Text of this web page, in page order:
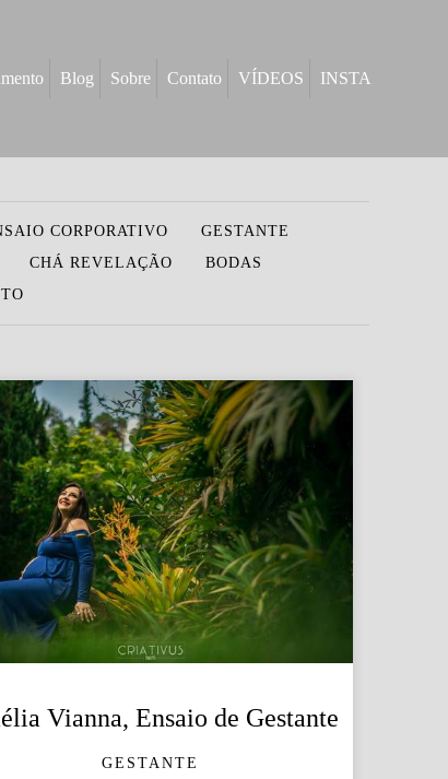
Blog Sobre Contato VÍDEOS INSTA
CORPORATIVO
GESTANTE
CHÁ REVELAÇÃO
BODAS
Vianna, Ensaio de Gestante
GESTANTE